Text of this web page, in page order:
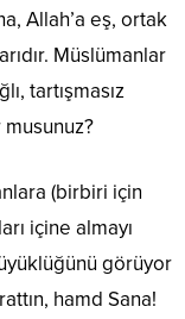
Allah’a eş, ortak
Müslümanlar
tartışmasız
(birbiri için
içine almayı
görüyor
hamd Sana!